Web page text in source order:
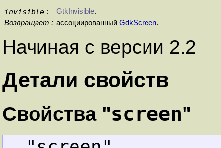
invisible : GtkInvisible.
Возвращает : ассоциированный GdkScreen.
Начиная с версии 2.2
Детали свойств
Свойства "screen"